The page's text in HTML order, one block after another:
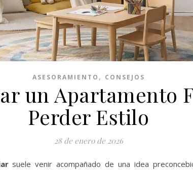
ASESORAMIENTO , CONSEJOS
un Apartamento
Perder Estilo
28 de enero de 2026
suele venir acompañado de una idea